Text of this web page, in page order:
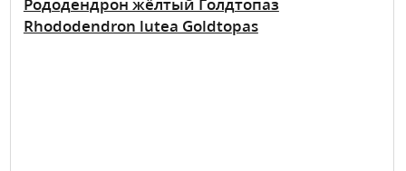
Rhododendron lutea Goldtopas